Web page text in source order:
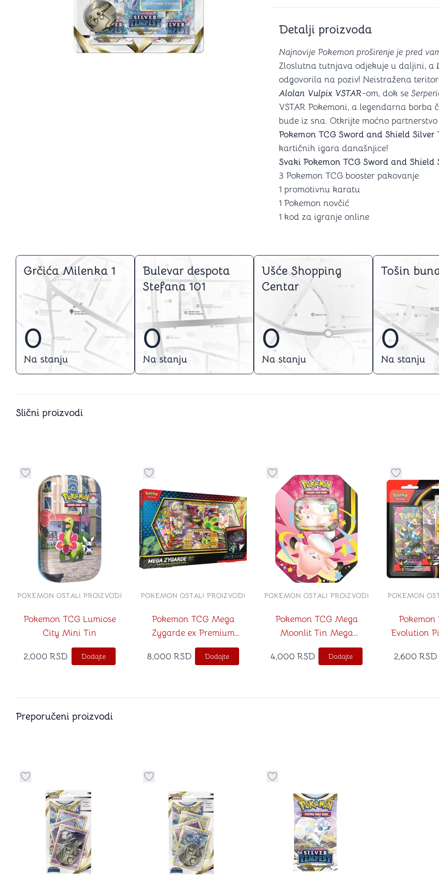
Puzzle 1000 delova
Puzzle 2000 delova
(TCG)
Yu-Gi-Oh
Šah
4 u 1 igre
Backgammon (Tavla)
Podloge
Mozgalice
Hanayama
Kocke
Ostale mozgalice
Stripovi
Detalji proizvoda
Najnovije Pokemon proširenje je pred
Zloslutna tutnjava odjekuje u daljini, a
odgovorila na poziv! Neistražena
Alolan Vulpix VSTAR-om, dok se
VSTAR Pokemoni, a legendarna borba
bude iz sna. Otkrijte moćno
Pokemon TCG Sword and Shield Silver
kartičnih igara današnjice!
Svaki Pokemon TCG Sword and
3 Pokemon TCG booster pakovanje
1 promotivnu karatu
1 Pokemon novčić
1 kod za igranje online
Grčića Milenka 1
0
Na stanju
Bulevar despota
Stefana 101
0
Na stanju
Ušće Shopping
Centar
0
Na stanju
Tošin
0
Na stanju
Slični proizvodi
Dugme za dodavanje stvari u kategoriju omiljeno
Pokemon TCG Lumiose
City Mini Tin
POKEMON OSTALI PROIZVODI
2,000 RSD Dodajte
Dugme za dodavanje stvari u kategoriju omiljeno
Pokemon TCG Mega
Zygarde ex Premium
Collection
POKEMON OSTALI PROIZVODI
8,000 RSD Dodajte
Dugme za dodavanje stvari u kategoriju
Pokemon TCG Mega
Moonlit Tin Mega
Clefable ex
POKEMON OSTALI PROIZVODI
4,000 RSD Dodajte
Dugme za
Pokemon
Evolution
Booster
POKEMON
2,600 RSD
Preporučeni proizvodi
Dugme za dodavanje stvari u kategoriju omiljenoDugme za dodavanje stvari u kategoriju omiljenoDugme za dodavanje stvari u kategoriju omiljeno